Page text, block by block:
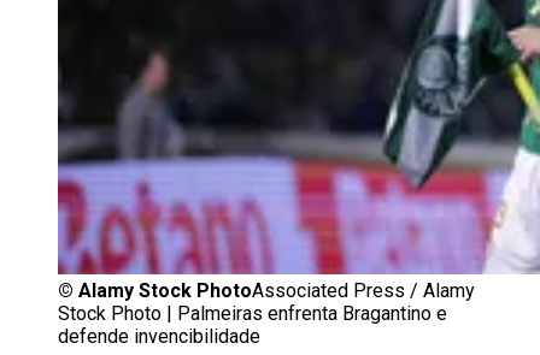
© Alamy Stock PhotoAssociated Press / Alamy
Stock Photo | Palmeiras enfrenta Bragantino e
defende invencibilidade